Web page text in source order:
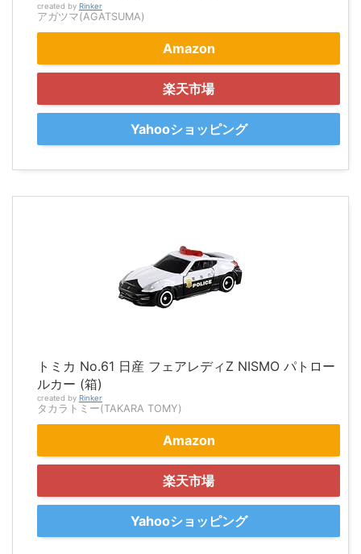
created by Rinker
アガツマ(AGATSUMA)
Amazon
楽天市場
Yahooショッピング
トミカ No.61 日産 フェアレディZ NISMO パトロー
ルカー (箱)
created by Rinker
タカラトミー(TAKARA TOMY)
Amazon
楽天市場
Yahooショッピング